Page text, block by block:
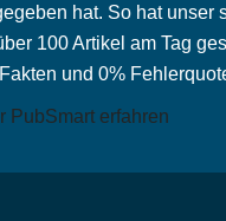
hat. So hat unser
100 Artikel am Tag
und 0%
PubSmart erfahren